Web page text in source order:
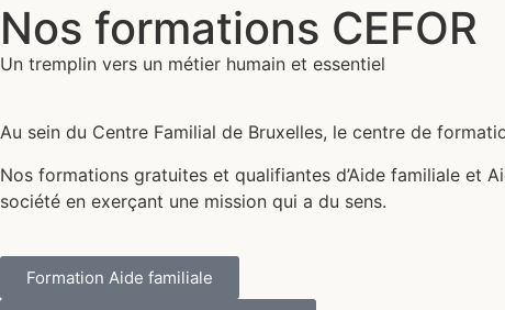
Nos formations CEFOR
Un tremplin vers un métier humain et essentiel
Au sein du Centre Familial de Bruxelles, le centre de
Nos formations gratuites et qualifiantes d’Aide familiale et
société en exerçant une mission qui a du sens.
Formation Aide familiale